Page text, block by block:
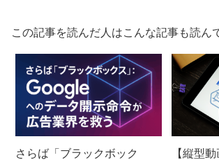
この記事を読んだ人はこんな記事も読ん
さらば「ブラックボック
【縦型